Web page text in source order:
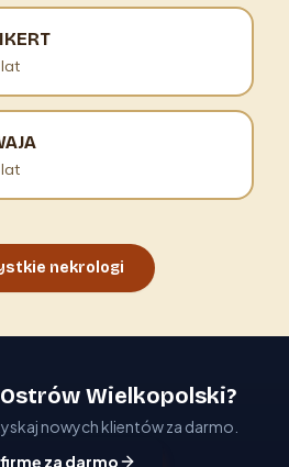
lat
lat
nekrologi
Wielkopolski?
nowych klientów za darmo.
za darmo